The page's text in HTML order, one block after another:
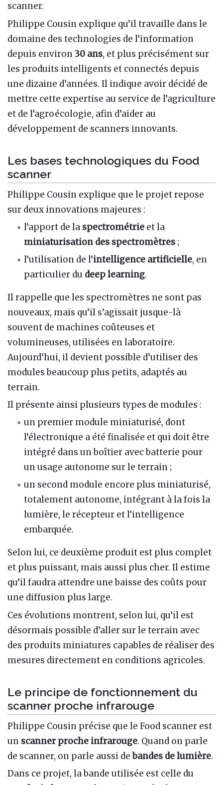
scanner.
Philippe Cousin explique qu’il travaille dans le
domaine des technologies de l’information
depuis environ30 ans, et plus précisément sur
les produits intelligents et connectés depuis
une dizaine d’années. Il indique avoir décidé de
mettre cette expertise au service de l’agriculture
et de l’agroécologie, afin d’aider au
développement de scanners innovants.
Les bases technologiques du Food
scanner
Philippe Cousin explique que le projet repose
sur deux innovations majeures :
l’apport de la spectrométrie et la
miniaturisation des spectromètres ;
l’utilisation de l’intelligence artificielle, en
particulier du deep learning.
Il rappelle que les spectromètres ne sont pas
nouveaux, mais qu’il s’agissait jusque-là
souvent de machines coûteuses et
volumineuses, utilisées en laboratoire.
Aujourd’hui, il devient possible d’utiliser des
modules beaucoup plus petits, adaptés au
terrain.
Il présente ainsi plusieurs types de modules :
un premier module miniaturisé, dont
l’électronique a été finalisée et qui doit être
intégré dans un boîtier avec batterie pour
un usage autonome sur le terrain ;
un second module encore plus miniaturisé,
totalement autonome, intégrant à la fois la
lumière, le récepteur et l’intelligence
embarquée.
Selon lui, ce deuxième produit est plus complet
et plus puissant, mais aussi plus cher. Il estime
qu’il faudra attendre une baisse des coûts pour
une diffusion plus large.
Ces évolutions montrent, selon lui, qu’il est
désormais possible d’aller sur le terrain avec
des produits miniatures capables de réaliser des
mesures directement en conditions agricoles.
Le principe de fonctionnement du
scanner proche infrarouge
Philippe Cousin précise que le Food scanner est
un scanner proche infrarouge. Quand on parle
de scanner, on parle aussi debandes de lumière.
Dans ce projet, la bande utilisée est celle du